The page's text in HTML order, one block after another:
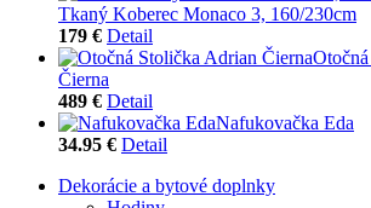
Tkaný Koberec Monaco 3, 160/230cm
179 € Detail
Čierna
489 € Detail
Nafukovačka Eda
34.95 € Detail
Dekorácie a bytové doplnky